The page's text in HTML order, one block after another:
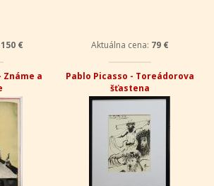
150 € Aktuálna cena: 79 €
Známe a
Pablo Picasso - Toreádorova
šťastena